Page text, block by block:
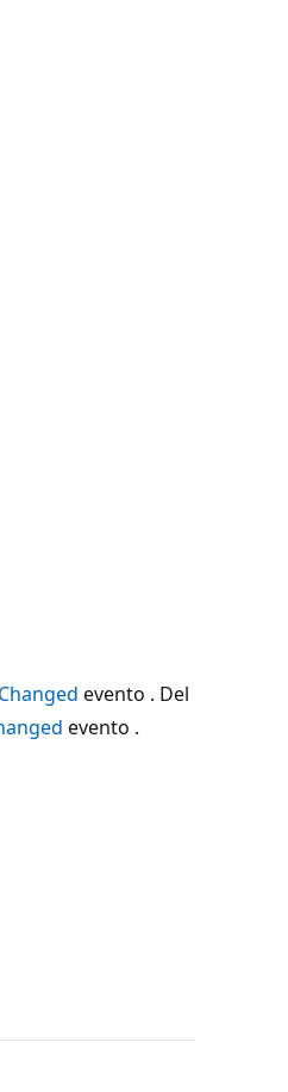
evento . Del
evento .